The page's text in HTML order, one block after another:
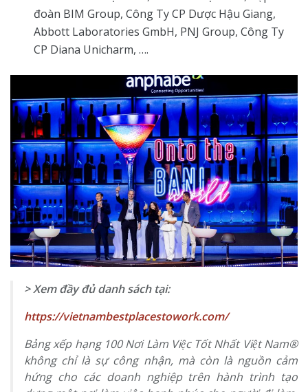
đoàn BIM Group, Công Ty CP Dược Hậu Giang,
Abbott Laboratories GmbH, PNJ Group, Công Ty
CP Diana Unicharm, ….
> Xem đầy đủ danh sách tại:
https://vietnambestplacestowork.com/
Bảng xếp hạng 100 Nơi Làm Việc Tốt Nhất Việt Nam®
không chỉ là sự công nhận, mà còn là nguồn cảm
hứng cho các doanh nghiệp trên hành trình tạo